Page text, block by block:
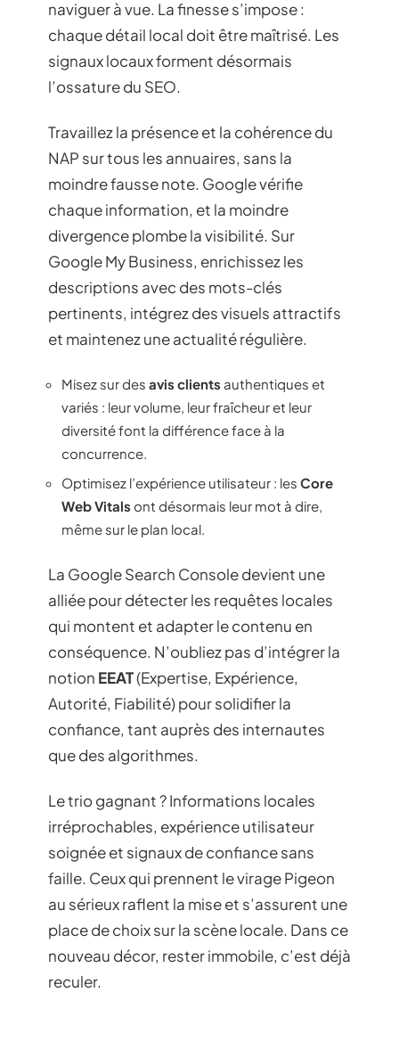
naviguer à vue. La finesse s’impose :
chaque détail local doit être maîtrisé. Les
signaux locaux forment désormais
l’ossature du SEO.
Travaillez la présence et la cohérence du
NAP sur tous les annuaires, sans la
moindre fausse note. Google vérifie
chaque information, et la moindre
divergence plombe la visibilité. Sur
Google My Business, enrichissez les
descriptions avec des mots-clés
pertinents, intégrez des visuels attractifs
et maintenez une actualité régulière.
Misez sur des avis clients authentiques et
variés : leur volume, leur fraîcheur et leur
diversité font la différence face à la
concurrence.
Optimisez l’expérience utilisateur : les Core
Web Vitals ont désormais leur mot à dire,
même sur le plan local.
La Google Search Console devient une
alliée pour détecter les requêtes locales
qui montent et adapter le contenu en
conséquence. N’oubliez pas d’intégrer la
notion EEAT(Expertise, Expérience,
Autorité, Fiabilité) pour solidifier la
confiance, tant auprès des internautes
que des algorithmes.
Le trio gagnant ? Informations locales
irréprochables, expérience utilisateur
soignée et signaux de confiance sans
faille. Ceux qui prennent le virage Pigeon
au sérieux raflent la mise et s’assurent une
place de choix sur la scène locale. Dans ce
nouveau décor, rester immobile, c’est déjà
reculer.